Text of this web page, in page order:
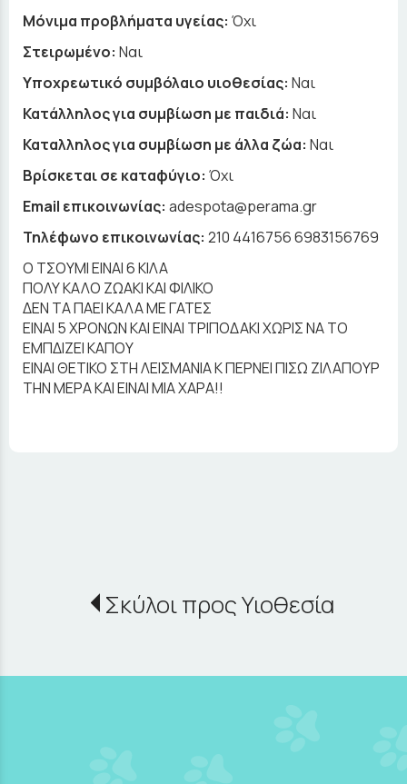
Μόνιμα προβλήματα υγείας: Όχι
Στειρωμένο: Ναι
Υποχρεωτικό συμβόλαιο υιοθεσίας: Ναι
Κατάλληλος για συμβίωση με παιδιά: Ναι
Καταλληλος για συμβίωση με άλλα ζώα: Ναι
Βρίσκεται σε καταφύγιο: Όχι
Email επικοινωνίας: adespota@perama.gr
Τηλέφωνο επικοινωνίας: 210 4416756 6983156769
Ο ΤΣΟΥΜΙ ΕΙΝΑΙ 6 ΚΙΛΑ
ΠΟΛΥ ΚΑΛΟ ΖΩΑΚΙ ΚΑΙ ΦΙΛΙΚΟ
ΔΕΝ ΤΑ ΠΑΕΙ ΚΑΛΑ ΜΕ ΓΑΤΕΣ
ΕΙΝΑΙ 5 ΧΡΟΝΩΝ ΚΑΙ ΕΙΝΑΙ ΤΡΙΠΟΔΑΚΙ ΧΩΡΙΣ ΝΑ ΤΟ
ΕΜΠΔΙΖΕΙ ΚΑΠΟΥ
ΕΙΝΑΙ ΘΕΤΙΚΟ ΣΤΗ ΛΕΙΣΜΑΝΙΑ Κ ΠΕΡΝΕΙ ΠΙΣΩ ΖΙΛΑΠΟΥΡ
ΤΗΝ ΜΕΡΑ ΚΑΙ ΕΙΝΑΙ ΜΙΑ ΧΑΡΑ!!
Σκύλοι προς Υιοθεσία